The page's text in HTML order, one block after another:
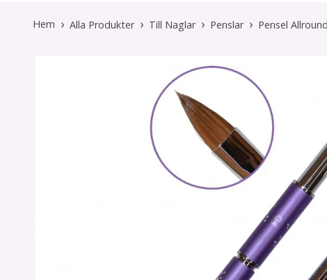
Hem Alla Produkter Till Naglar Penslar Pensel